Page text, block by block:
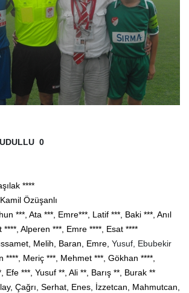
0
****
Kamil Özüşanlı
***, Ata ***, Emre***, Latif ***, Baki ***, Anıl
****, Alperen ***, Emre ****, Esat ****
Melih, Baran, Emre, Yusuf, Ebubekir
****, Meriç ***, Mehmet ***, Gökhan ****,
Efe ***, Yusuf **, Ali **, Barış **, Burak **
Çağrı, Serhat, Enes, İzzetcan, Mahmutcan,